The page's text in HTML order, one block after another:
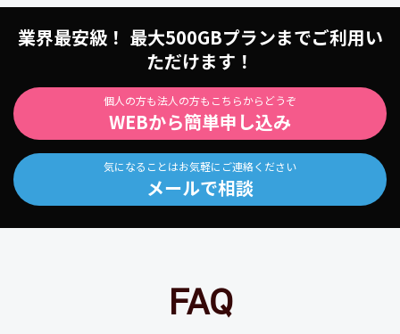
業界最安級！ 最大500GBプランまでご利用い
ただけます！
個人の方も法人の方もこちらからどうぞ
WEBから簡単申し込み
気になることはお気軽にご連絡ください
メールで相談
FAQ